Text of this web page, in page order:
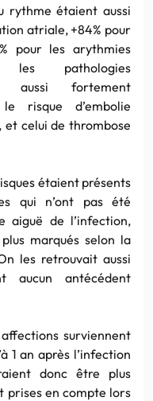
rythme étaient aussi
atriale, +84% pour
pour les arythmies
pathologies
aussi fortement
risque d’embolie
celui de thrombose
étaient présents
qui n’ont pas été
aiguë de l’infection,
marqués selon la
les retrouvait aussi
aucun antécédent
surviennent
1 an après l’infection
donc être plus
prises en compte lors